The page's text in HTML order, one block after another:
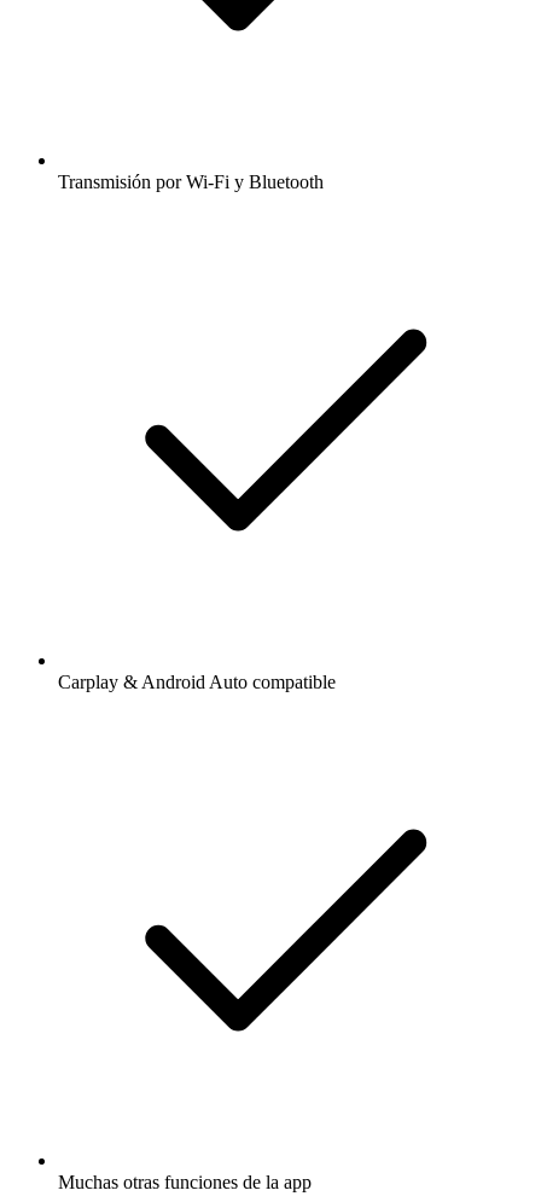
Transmisión por Wi-Fi y Bluetooth
Carplay & Android Auto compatible
Muchas otras funciones de la app